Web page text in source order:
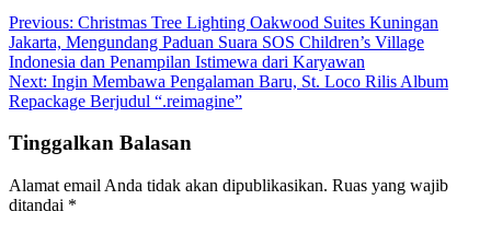
Previous: Christmas Tree Lighting Oakwood Suites Kuningan
Jakarta, Mengundang Paduan Suara SOS Children’s Village
Indonesia dan Penampilan Istimewa dari Karyawan
Next: Ingin Membawa Pengalaman Baru, St. Loco Rilis Album
Repackage Berjudul “.reimagine”
Tinggalkan Balasan
Alamat email Anda tidak akan dipublikasikan. Ruas yang wajib
ditandai *